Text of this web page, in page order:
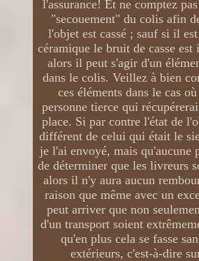
l'assurance! Et ne comptez
"secouement" du colis afin
l'objet est cassé ; sauf si il
céramique le bruit de casse
alors il peut s'agir d'un
dans le colis. Veillez à bien
ces éléments dans le cas
personne tierce qui
place. Si par contre l'état de
différent de celui qui était le
je l'ai envoyé, mais qu'aucune
de déterminer que les livreurs
alors il n'y aura aucun
raison que même avec un
peut arriver que non
d'un transport soient
qu'en plus cela se fasse
extérieurs, c'est-à-dire